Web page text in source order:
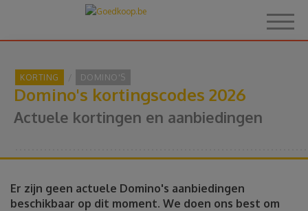
Hoe het werkt
KORTING DOMINO'S
Domino's kortingscodes 2026
Actuele kortingen en aanbiedingen
Er zijn geen actuele Domino's aanbiedingen
beschikbaar op dit moment. We doen ons best om